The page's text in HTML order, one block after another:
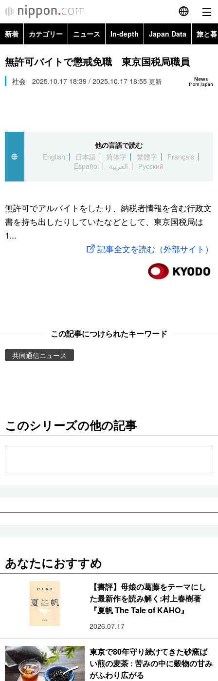
English
简体字
繁體字
العربية
社会
旅と暮らし
お知らせ
新着 カテゴリー ニュース In-depth Japan Data 旅と
政治・外交
経済・ビジネス
社会
文化
科学・技術
暮らし
Topics
Images
お知らせ
無許可バイトで懲戒免職 東京国税局職員
News
from Japan
社会 2025.10.17 18:39 / 2025.10.17 18:55 更新
他の言語で読む
English
日本語 简体字 繁體字
Français
Español
العربية Русский
無許可でアルバイトをしたり、納税者情報を含む行政文
書を持ち出したりしていたなどとして、東京国税局は
1...
記事全文を読む（外部サイト）
この記事につけられたキーワード
共同通信ニュース
このシリーズの他の記事
あなたにおすすめ
【書評】母娘の葛藤をテーマにし
た最新作を読み解く:村上春樹著
『夏帆 The Tale of KAHO』
2026.07.17
東京で80年守り続けてきた砂窯ば
い煎の麦茶 : 苦みの中に穀物の甘み
がふわり広がる